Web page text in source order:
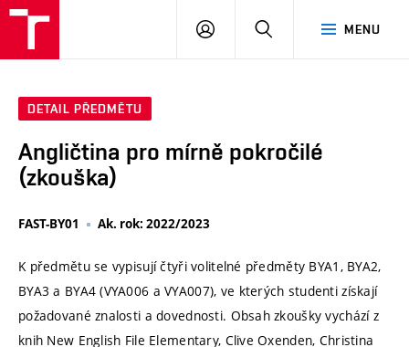
MENU
PŘIHLÁSIT
DETAIL PŘEDMĚTU
Angličtina pro mírně pokročilé
(zkouška)
FAST-BY01 Ak. rok: 2022/2023
K předmětu se vypisují čtyři volitelné předměty BYA1, BYA2,
BYA3 a BYA4 (VYA006 a VYA007), ve kterých studenti získají
požadované znalosti a dovednosti. Obsah zkoušky vychází z
knih New English File Elementary, Clive Oxenden, Christina